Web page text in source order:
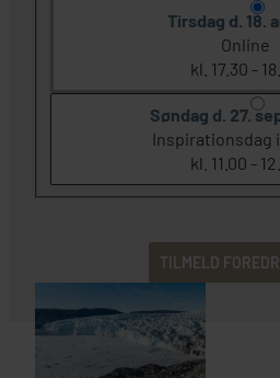
Tirsdag d. 18.
Online
kl. 17.30 -
Søndag d. 27.
Inspirationsdag
kl. 11.00 -
TILMELD